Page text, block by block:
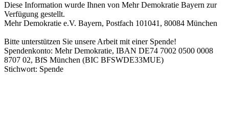
Diese Information wurde Ihnen von Mehr Demokratie Bayern zur
Verfügung gestellt.
Mehr Demokratie e.V. Bayern, Postfach 101041, 80084 München
Bitte unterstützen Sie unsere Arbeit mit einer Spende!
Spendenkonto: Mehr Demokratie, IBAN DE74 7002 0500 0008
8707 02, BfS München (BIC BFSWDE33MUE)
Stichwort: Spende